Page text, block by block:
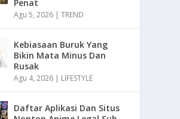
Penat
Agu 5, 2026 |TREND
Kebiasaan Buruk Yang
Bikin Mata Minus Dan
Rusak
Agu 4, 2026 | LIFESTYLE
Daftar Aplikasi Dan Situs